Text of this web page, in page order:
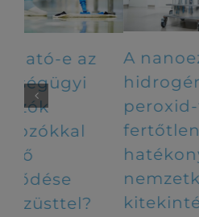
A nanoezüst- és
hidrogén-
peroxid-tartalmú
fertőtlenítőszerek
hatékonysága –
nemzetközi
kitekintés